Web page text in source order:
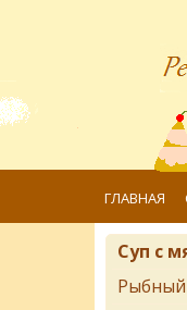
ГЛАВНАЯ
Суп с
Рыбный